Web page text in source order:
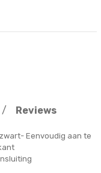
/ Reviews
Eenvoudig aan te